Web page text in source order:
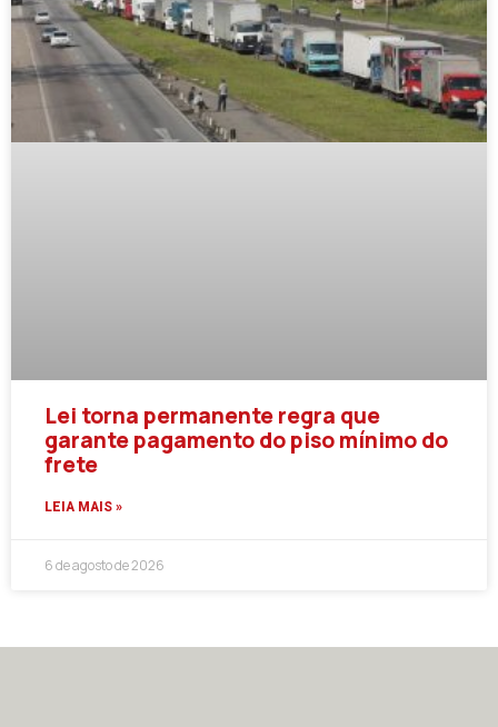
Lei torna permanente regra que
garante pagamento do piso mínimo do
frete
LEIA MAIS »
6 de agosto de 2026